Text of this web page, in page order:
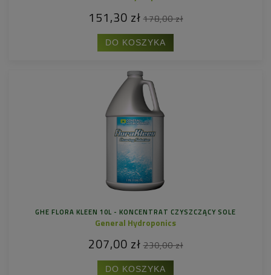
151,30 zł 178,00 zł
DO KOSZYKA
GHE FLORA KLEEN 10L - KONCENTRAT CZYSZCZĄCY SOLE
General Hydroponics
207,00 zł 230,00 zł
DO KOSZYKA